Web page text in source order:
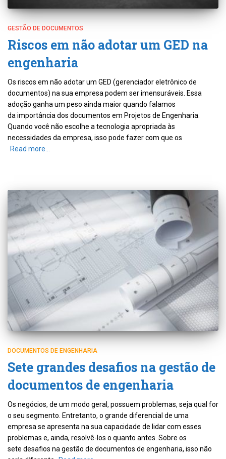
GESTÃO DE DOCUMENTOS
Riscos em não adotar um GED na
engenharia
Os riscos em não adotar um GED (gerenciador eletrônico de
documentos) na sua empresa podem ser imensuráveis. Essa
adoção ganha um peso ainda maior quando falamos
da importância dos documentos em Projetos de Engenharia.
Quando você não escolhe a tecnologia apropriada às
necessidades da empresa, isso pode fazer com que os
Read more…
DOCUMENTOS DE ENGENHARIA
Sete grandes desafios na gestão de
documentos de engenharia
Os negócios, de um modo geral, possuem problemas, seja qual for
o seu segmento. Entretanto, o grande diferencial de uma
empresa se apresenta na sua capacidade de lidar com esses
problemas e, ainda, resolvê-los o quanto antes. Sobre os
sete desafios na gestão de documentos de engenharia, isso não